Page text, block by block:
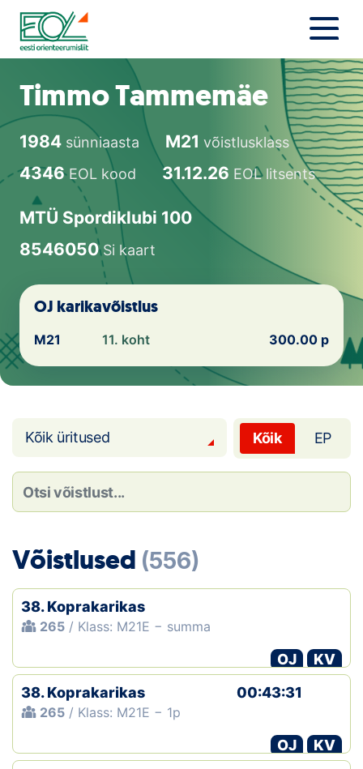
Liigu
sisu
juurde
Estonian Orienteering Federation
Uudised
Alustajale
Orienteerujale
Eesti Orienteerumine 100!
Toetamine
Telli litsents!
Loha
EOL
Galerii
Kalender
Koondised
Tule klubisse!
Tulemused
Dokumendid
Klubid
Timmo Tammemäe
1984 sünniaasta M21 võistlusklass
4346EOL kood 31.12.26 EOL litsents
MTÜ Spordiklubi 100
8546050Si kaart
OJ karikavõistlus
M21 11. koht 300.00 p
Kõik üritused Kõik EP
Võistlused (556)
38. Koprakarikas
265 / Klass: M21E − summa
OJ
KV
38. Koprakarikas
265 / Klass: M21E − 1p
00:43:31
OJ
KV